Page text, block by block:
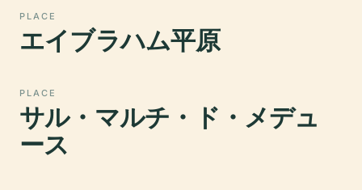
PLACE
エイブラハム平原
PLACE
サル・マルチ・ド・メデュ
ース